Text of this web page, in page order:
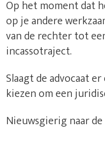
Op het moment dat
op je andere
van de rechter tot
incassotraject.
Slaagt de advocaat
kiezen om een
Nieuwsgierig naar